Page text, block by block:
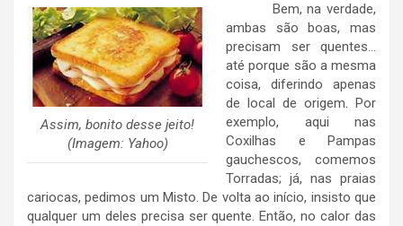
Assim, bonito desse jeito!
(Imagem: Yahoo)
Bem, na verdade,
ambas são boas, mas
precisam ser quentes…
até porque são a mesma
coisa, diferindo apenas
de local de origem. Por
exemplo, aqui nas
Coxilhas e Pampas
gauchescos, comemos
Torradas; já, nas praias
cariocas, pedimos um Misto. De volta ao início, insisto que
qualquer um deles precisa ser quente. Então, no calor das